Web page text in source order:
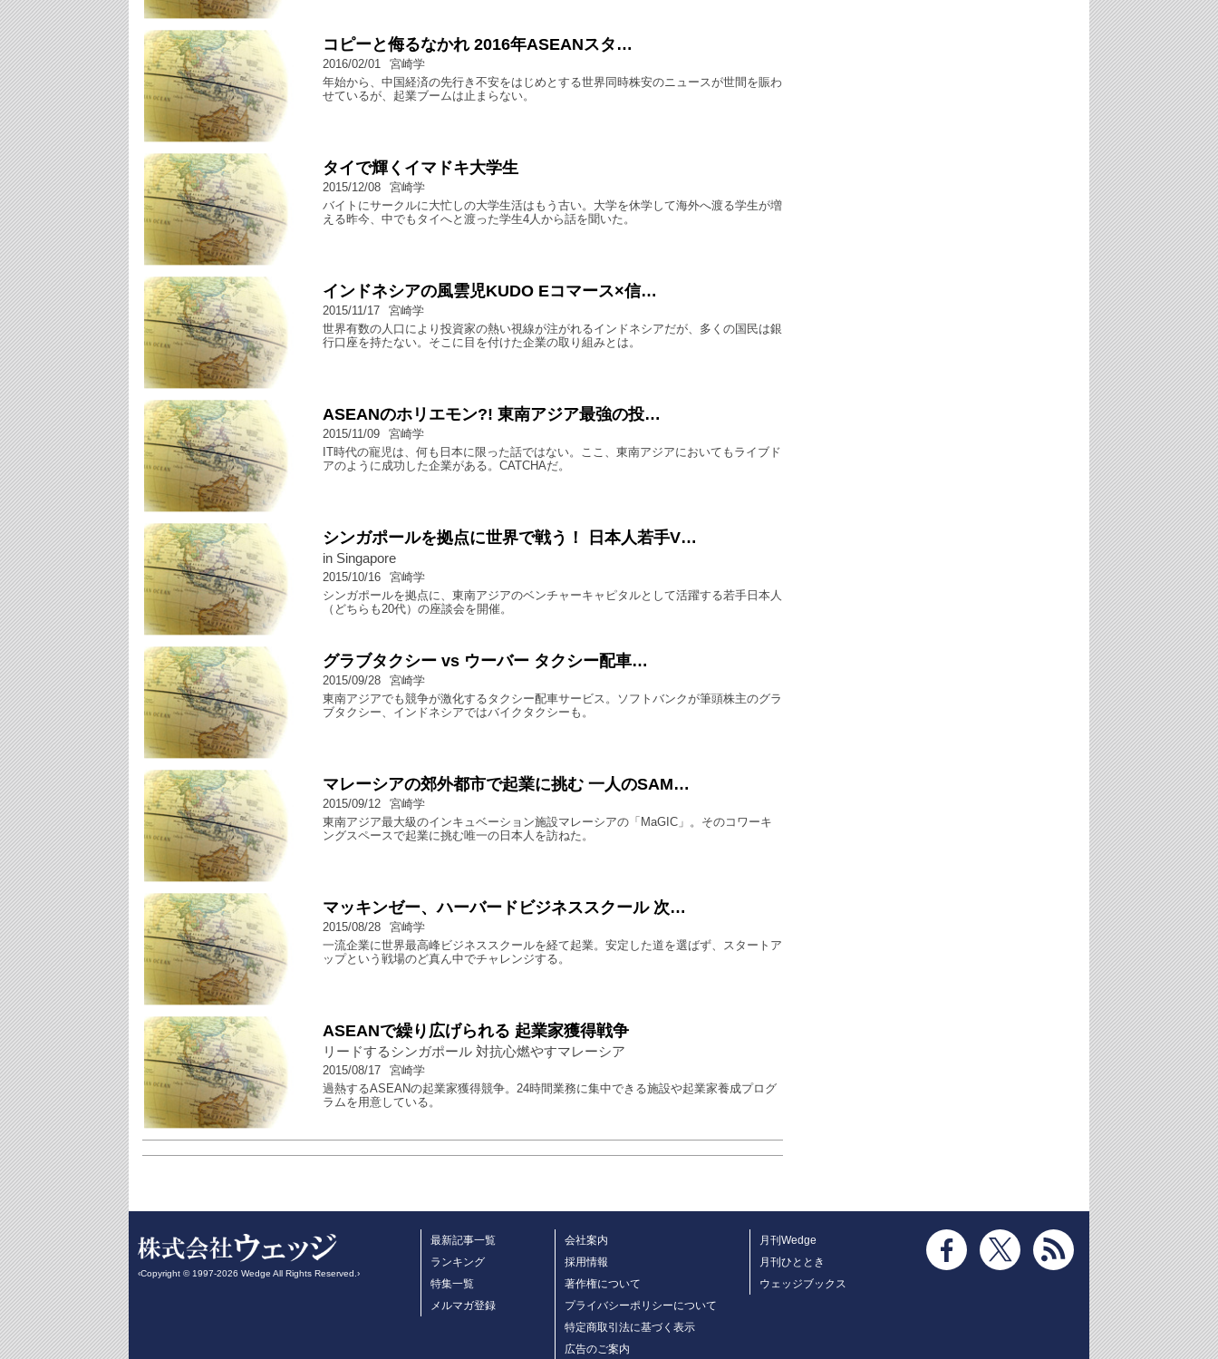
コピーと侮るなかれ 2016年ASEANスタ…
2016/02/01
宮崎学
年始から、中国経済の先行き不安をはじめとする世界同時株安のニュースが世間を賑わ
せているが、起業ブームは止まらない。
タイで輝くイマドキ大学生
2015/12/08
宮崎学
バイトにサークルに大忙しの大学生活はもう古い。大学を休学して海外へ渡る学生が増
える昨今、中でもタイへと渡った学生4人から話を聞いた。
インドネシアの風雲児KUDO Eコマース×信…
2015/11/17
宮崎学
世界有数の人口により投資家の熱い視線が注がれるインドネシアだが、多くの国民は銀
行口座を持たない。そこに目を付けた企業の取り組みとは。
ASEANのホリエモン?! 東南アジア最強の投…
2015/11/09
宮崎学
IT時代の寵児は、何も日本に限った話ではない。ここ、東南アジアにおいてもライブド
アのように成功した企業がある。CATCHAだ。
シンガポールを拠点に世界で戦う！ 日本人若手V…
in Singapore
2015/10/16
宮崎学
シンガポールを拠点に、東南アジアのベンチャーキャピタルとして活躍する若手日本人
（どちらも20代）の座談会を開催。
グラブタクシー vs ウーバー タクシー配車…
2015/09/28
宮崎学
東南アジアでも競争が激化するタクシー配車サービス。ソフトバンクが筆頭株主のグラ
ブタクシー、インドネシアではバイクタクシーも。
マレーシアの郊外都市で起業に挑む 一人のSAM…
2015/09/12
宮崎学
東南アジア最大級のインキュベーション施設マレーシアの「MaGIC」。そのコワーキ
ングスペースで起業に挑む唯一の日本人を訪ねた。
マッキンゼー、ハーバードビジネススクール 次…
2015/08/28
宮崎学
一流企業に世界最高峰ビジネススクールを経て起業。安定した道を選ばず、スタートア
ップという戦場のど真ん中でチャレンジする。
ASEANで繰り広げられる 起業家獲得戦争
リードするシンガポール 対抗心燃やすマレーシア
2015/08/17
宮崎学
過熱するASEANの起業家獲得競争。24時間業務に集中できる施設や起業家養成プログ
ラムを用意している。
‹Copyright © 1997-2026 Wedge All Rights Reserved.›
最新記事一覧
ランキング
特集一覧
メルマガ登録
会社案内
採用情報
著作権について
プライバシーポリシーについて
特定商取引法に基づく表示
広告のご案内
月刊Wedge
月刊ひととき
ウェッジブックス